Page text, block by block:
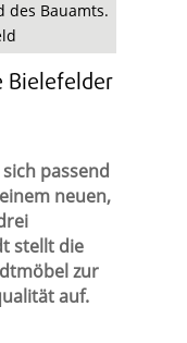
des Bauamts.
Bielefelder
passend
neuen,
stellt die
zur
auf.